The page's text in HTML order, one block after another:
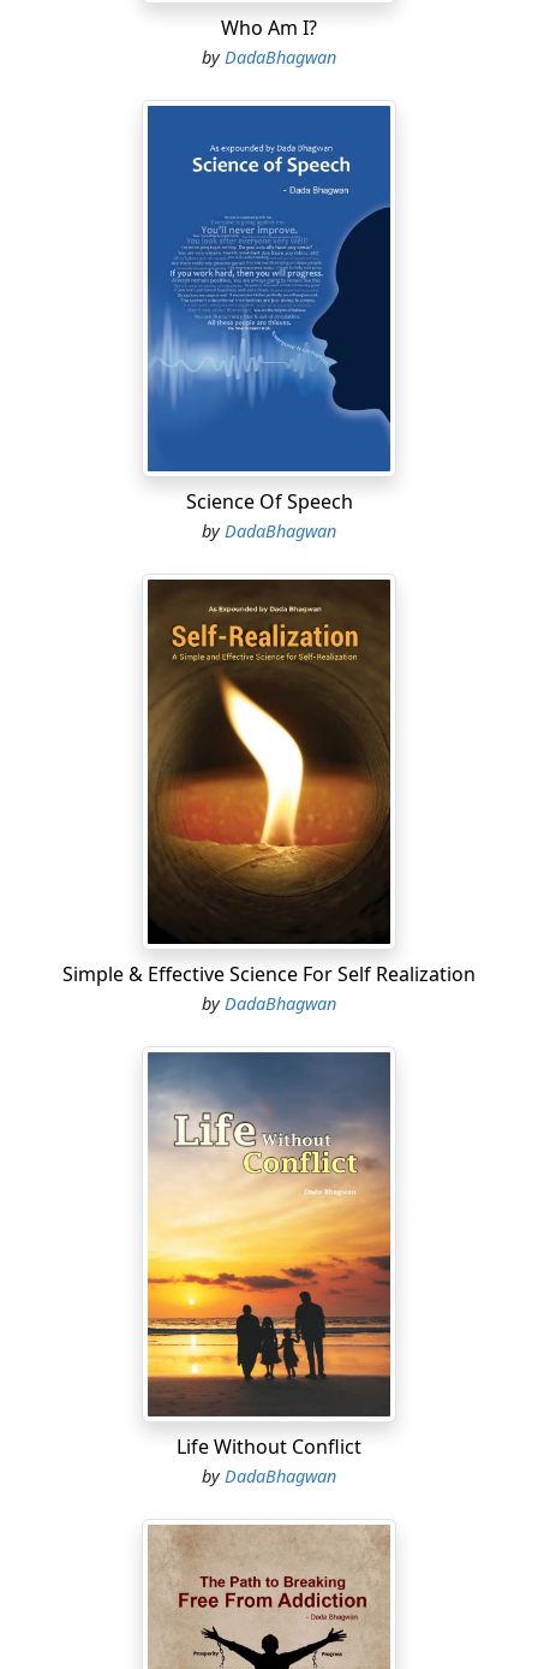
Who Am I?
byDadaBhagwan
Science Of Speech
by DadaBhagwan
Simple & Effective Science For Self Realization
byDadaBhagwan
Life Without Conflict
byDadaBhagwan